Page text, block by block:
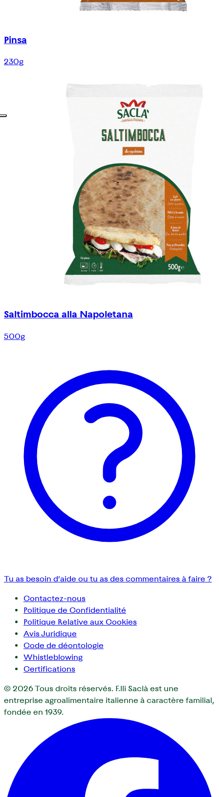
Pinsa
230g
Saltimbocca alla Napoletana
500g
Tu as besoin d’aide ou tu as des commentaires à faire ?
Contactez-nous
Politique de Confidentialité
Politique Relative aux Cookies
Avis Juridique
Code de déontologie
Whistleblowing
Certifications
© 2026Tous droits réservés. F.lli Saclà est une
entreprise agroalimentaire italienne à caractère familial,
fondée en 1939.